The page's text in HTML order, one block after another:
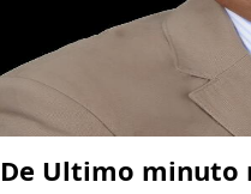
De Ultimo minuto